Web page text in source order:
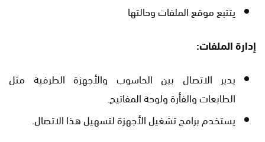
يتتبع موقع الملفات وحالتها
إدارة الملفات:
يدير الاتصال بين الحاسوب والأجهزة الطرفية مثل
الطابعات والفأرة ولوحة المفاتيح.
يستخدم برامج تشغيل الأجهزة لتسهيل هذا الاتصال.